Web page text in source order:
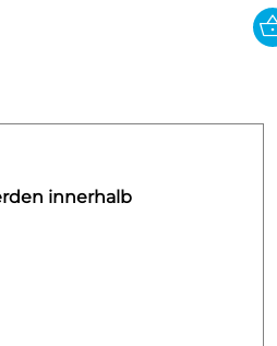
innerhalb